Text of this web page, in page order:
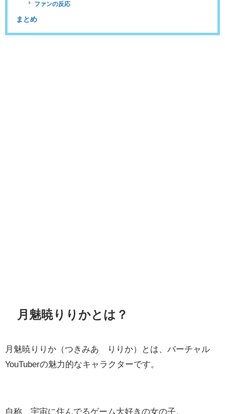
ファンの反応
まとめ
月魅暁りりかとは？
月魅暁りりか（つきみあ りりか）とは、バーチャル
YouTuberの魅力的なキャラクターです。
自称、宇宙に住んでるゲーム大好きの女の子。